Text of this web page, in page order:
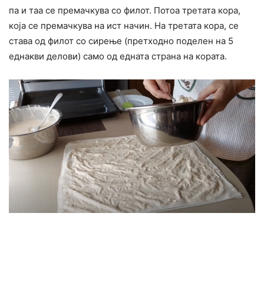
па и таа се премачкува со филот. Потоа третата кора,
која се премачкува на ист начин. На третата кора, се
става од филот со сирење (претходно поделен на 5
еднакви делови) само од едната страна на кората.